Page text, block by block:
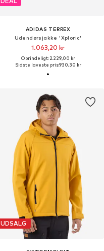
ADIDAS TERREX
Udendørsjakke 'Xploric'
1.063,20 kr
Oprindeligt: 2.229,00 kr
Sidste laveste pris:930,30 kr
UDSALG